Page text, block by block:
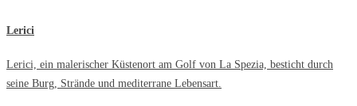
Lerici
Lerici, ein malerischer Küstenort am Golf von La Spezia, besticht durch
seine Burg, Strände und mediterrane Lebensart.